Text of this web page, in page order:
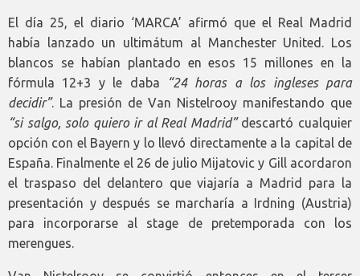
El día 25, el diario ‘MARCA’ afirmó que el Real Madrid
había lanzado un ultimátum al Manchester United. Los
blancos se habían plantado en esos 15 millones en la
fórmula 12+3 y le daba
“24 horas a los ingleses para
decidir”. La presión de Van Nistelrooy manifestando que
“si salgo, solo quiero ir al Real Madrid”descartó cualquier
opción con el Bayern y lo llevó directamente a la capital de
España. Finalmente el 26 de julio Mijatovic y Gill acordaron
el traspaso del delantero que viajaría a Madrid para la
presentación y después se marcharía a Irdning (Austria)
para incorporarse al stage de pretemporada con los
merengues.